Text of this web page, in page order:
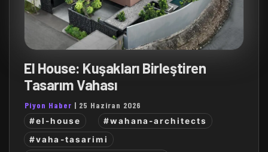
El House: Kuşakları Birleştiren
Tasarım Vahası
Piyon Haber | 25 Haziran 2026
#el-house
#wahana-architects
#vaha-tasarimi